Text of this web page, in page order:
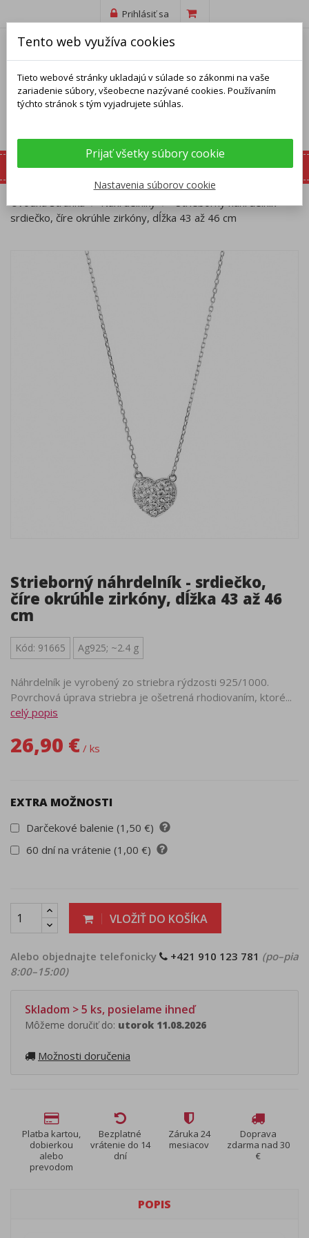
Prihlásiť sa
Úvodná stránka Náhrdelníky
Strieborný náhrdelník -
srdiečko, číre okrúhle zirkóny, dĺžka 43 až 46 cm
Strieborný náhrdelník - srdiečko,
číre okrúhle zirkóny, dĺžka 43 až 46
cm
Kód: 91665 Ag925; ~2.4 g
Náhrdelník je vyrobený zo striebra rýdzosti 925/1000.
Povrchová úprava striebra je ošetrená rhodiovaním, ktoré...
celý popis
26,90 € / ks
EXTRA MOŽNOSTI
Darčekové balenie (1,50 €)
60 dní na vrátenie (1,00 €)
VLOŽIŤ DO KOŠÍKA
Alebo objednajte telefonicky +421 910 123 781 (po–pia
8:00–15:00)
Skladom > 5 ks, posielame ihneď
Môžeme doručiť do: utorok 11.08.2026
Možnosti doručenia
Platba kartou,
dobierkou
alebo
prevodom
Bezplatné
vrátenie do 14
dní
Záruka 24
mesiacov
Doprava
zdarma nad 30
€
POPIS
Tento web využíva cookies
Tieto webové stránky ukladajú v súlade so zákonmi na vaše
zariadenie súbory, všeobecne nazývané cookies. Používaním
týchto stránok s tým vyjadrujete súhlas.
Prijať všetky súbory cookie
Nastavenia súborov cookie